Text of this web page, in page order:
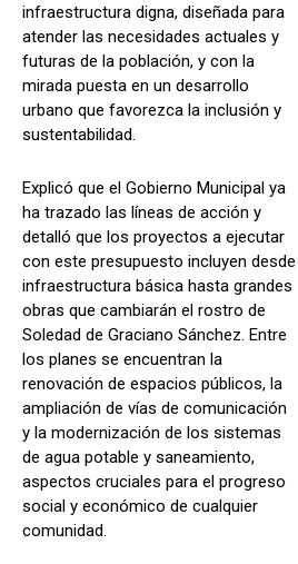
infraestructura digna, diseñada para
atender las necesidades actuales y
futuras de la población, y con la
mirada puesta en un desarrollo
urbano que favorezca la inclusión y
sustentabilidad.
Explicó que el Gobierno Municipal ya
ha trazado las líneas de acción y
detalló que los proyectos a ejecutar
con este presupuesto incluyen desde
infraestructura básica hasta grandes
obras que cambiarán el rostro de
Soledad de Graciano Sánchez. Entre
los planes se encuentran la
renovación de espacios públicos, la
ampliación de vías de comunicación
y la modernización de los sistemas
de agua potable y saneamiento,
aspectos cruciales para el progreso
social y económico de cualquier
comunidad.